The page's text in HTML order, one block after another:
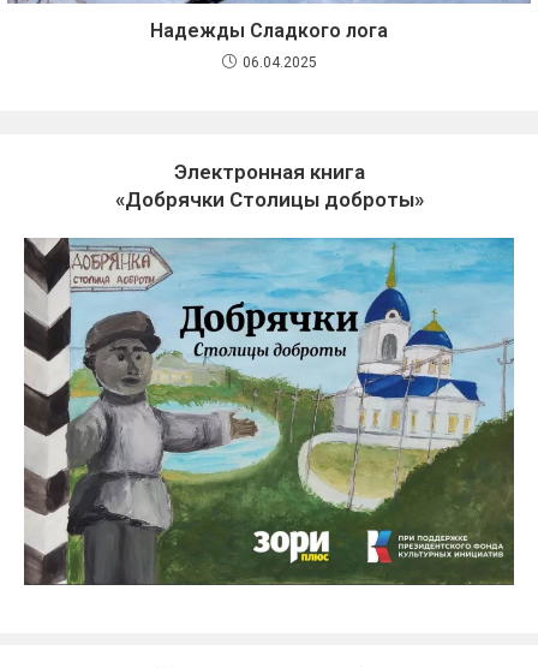
Надежды Сладкого лога
06.04.2025
Электронная книга
«Добрячки Столицы доброты»